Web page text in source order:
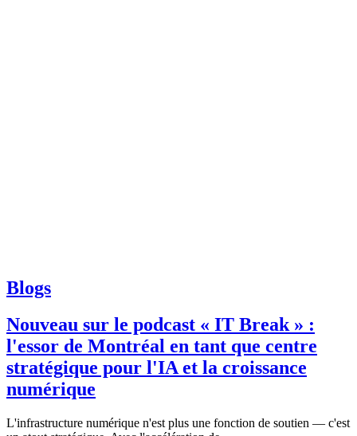
Blogs
Nouveau sur le podcast « IT Break » :
l'essor de Montréal en tant que centre
stratégique pour l'IA et la croissance
numérique
L'infrastructure numérique n'est plus une fonction de soutien — c'est